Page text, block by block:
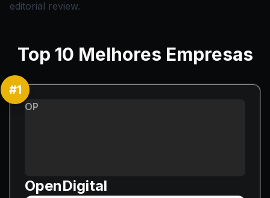
editorial review.
Top 10 Melhores Empresas
#1
OP
OpenDigital